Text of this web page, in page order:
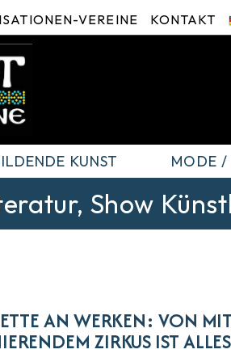
VEREINE KONTAKT
KUNST MODE /
Show
AN WERKEN: VON
ZIRKUS IST